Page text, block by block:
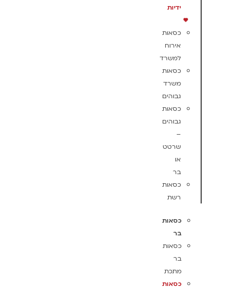
ידיות
כסאות
אירוח
למשרד
כסאות
משרד
גבוהים
כסאות
גבוהים
–
שרטט
או
בר
כסאות
רשת
כסאות
בר
כסאות
בר
מתכת
כסאות